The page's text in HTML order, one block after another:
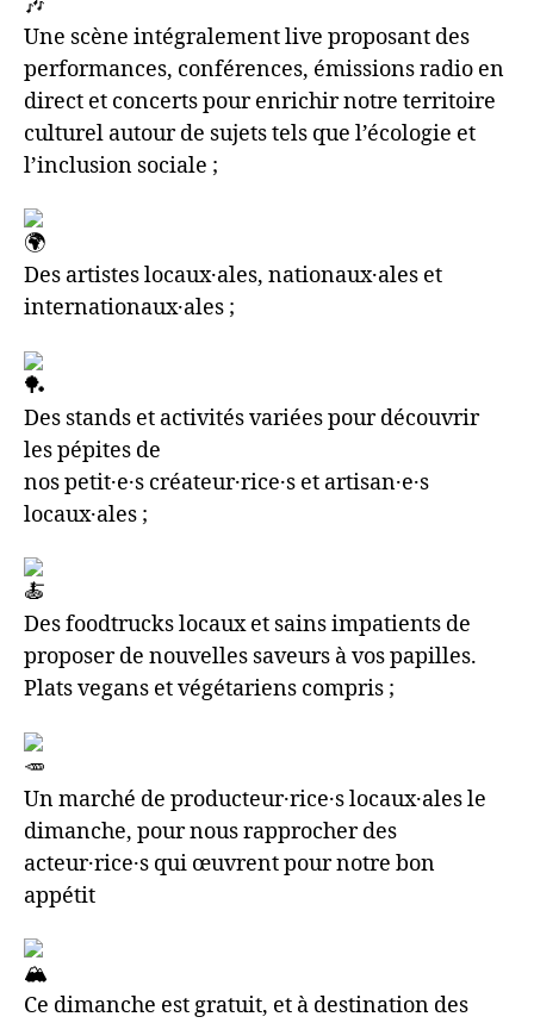
Une scène intégralement live proposant des
performances, conférences, émissions radio en
direct et concerts pour enrichir notre territoire
culturel autour de sujets tels que l’écologie et
l’inclusion sociale ;
Des artistes locaux·ales, nationaux·ales et
internationaux·ales ;
Des stands et activités variées pour découvrir
les pépites de
nos petit·e·s créateur·rice·s et artisan·e·s
locaux·ales ;
Des foodtrucks locaux et sains impatients de
proposer de nouvelles saveurs à vos papilles.
Plats vegans et végétariens compris ;
Un marché de producteur·rice·s locaux·ales le
dimanche, pour nous rapprocher des
acteur·rice·s qui œuvrent pour notre bon
appétit
Ce dimanche est gratuit, et à destination des